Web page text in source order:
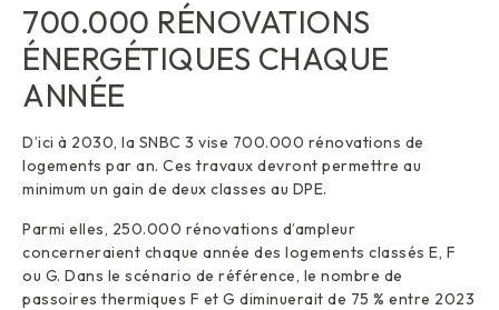
700.000 RÉNOVATIONS
ÉNERGÉTIQUES CHAQUE
ANNÉE
D’ici à 2030, la SNBC 3 vise 700.000 rénovations de
logements par an. Ces travaux devront permettre au
minimum un gain de deux classes au DPE.
Parmi elles, 250.000 rénovations d’ampleur
concerneraient chaque année des logements classés E, F
ou G. Dans le scénario de référence, le nombre de
passoires thermiques F et G diminuerait de 75 % entre 2023